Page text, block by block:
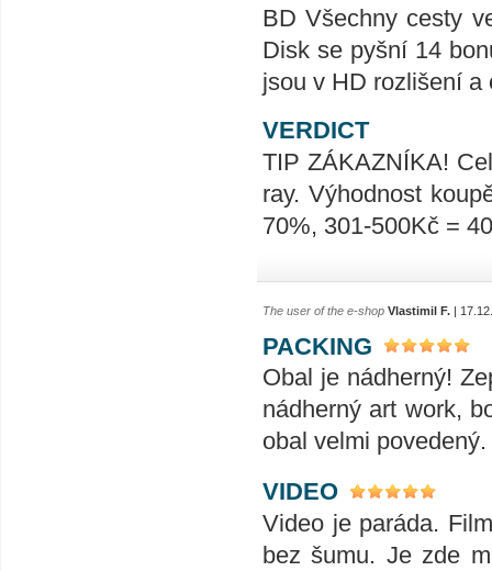
BD Všechny cesty
Disk se pyšní 14
jsou v HD rozlišení a
VERDICT
TIP ZÁKAZNÍKA!
ray. Výhodnost
70%, 301-500Kč =
The user of the e-shop Vlastimil F. |
PACKING
Obal je nádherný!
nádherný art work,
obal velmi povedený.
VIDEO
Video je paráda.
bez šumu. Je zde